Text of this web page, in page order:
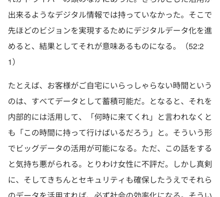
出来るようなデジタル情報では持っていなかった。そこで
先ほどのビジョンを実現するためにデジタルデータ化を進
めると、結果としてそれが意味あるものになる。（52:2
1）
たとえば、お客様がご自宅にいらっしゃらない時間という
のは、すべてデータとして蓄積可能だ。となると、それを
内部的には活用して、「何時に来てくれ」と言われなくと
も「この時間に持って行けばいるだろう」と。そういう形
でビッグデータの活用が可能になる。ただ、この話をする
と気持ち悪がられる。とりわけ女性に不評だ。しかし真剣
に、そしてきちんとセキュリティも確保したうえでそれら